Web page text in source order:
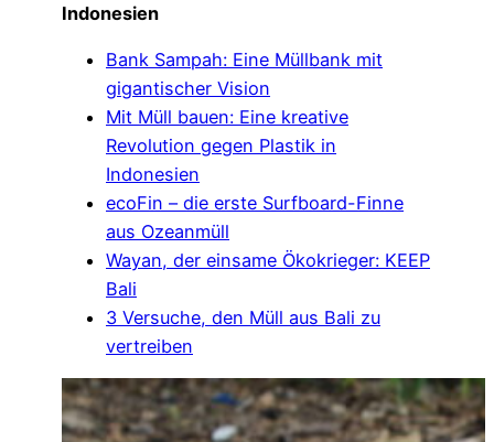
Indonesien
Bank Sampah: Eine Müllbank mit
gigantischer Vision
Mit Müll bauen: Eine kreative
Revolution gegen Plastik in
Indonesien
ecoFin – die erste Surfboard-Finne
aus Ozeanmüll
Wayan, der einsame Ökokrieger: KEEP
Bali
3 Versuche, den Müll aus Bali zu
vertreiben